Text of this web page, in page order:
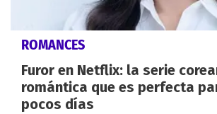
ROMANCES
Furor en Netflix: la serie
romántica que es perfecta
pocos días